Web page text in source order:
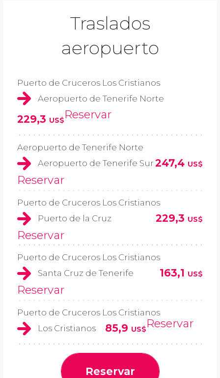
Traslados
aeropuerto
Puerto de Cruceros Los Cristianos
Aeropuerto de Tenerife Norte
229,3 US$Reservar
Aeropuerto de Tenerife Norte
Aeropuerto de Tenerife Sur247,4 US$
Reservar
Puerto de Cruceros Los Cristianos
Puerto de la Cruz
229,3 US$
Reservar
Puerto de Cruceros Los Cristianos
Santa Cruz de Tenerife
163,1 US$
Reservar
Puerto de Cruceros Los Cristianos
Los Cristianos
85,9 US$Reservar
Reservar